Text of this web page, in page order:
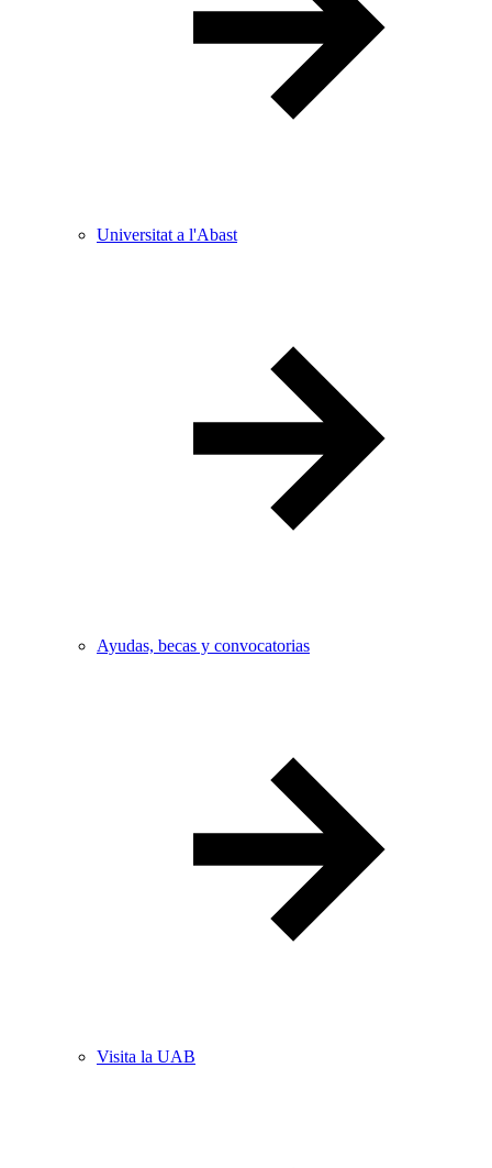
Universitat a l'Abast
Ayudas, becas y convocatorias
Visita la UAB